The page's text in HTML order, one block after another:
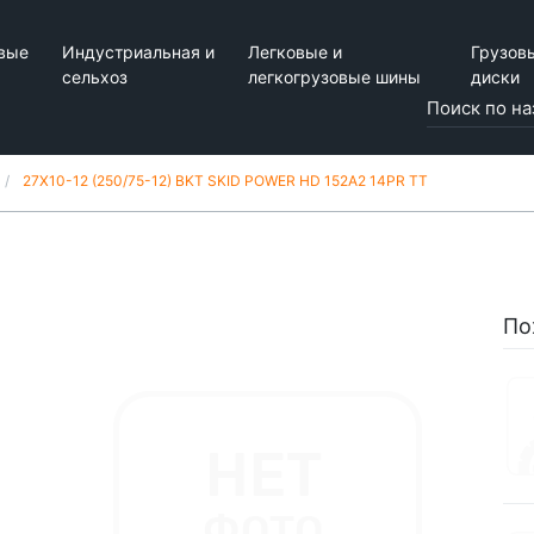
Индустриальная и
сельхоз
Легковые и
легкогрузовые шины
диски
27X10-12 (250/75-12) BKT SKID POWER HD 152A2 14PR TT